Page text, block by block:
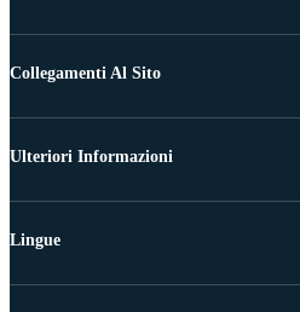
Collegamenti Al Sito
Ulteriori Informazioni
Lingue